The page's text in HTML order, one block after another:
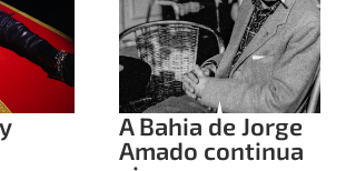
A Bahia de Jorge
Amado continua